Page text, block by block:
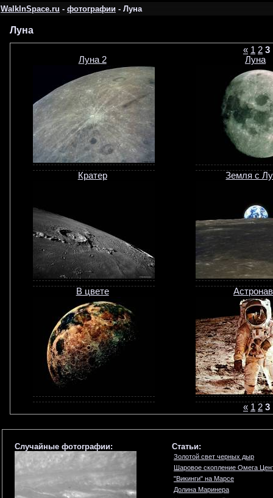
WalkInSpace.ru-фотографии- Луна
Луна
« 1 2 3
Луна 2
Луна
Кратер Земля с
В цвете
« 1 2 3
Случайные фотографии: Статьи:
Золотой свет черных дыр
Шаровое скопление Омега
"Викинги" на Марсе
Долина Маринера